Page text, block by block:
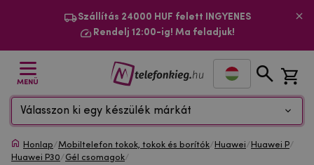
Szállítás 24000 HUF felett INGYENES
Rendelj 12:00-ig! Ma feladjuk!
MENÜ
Válasszon ki egy készülék márkát
Honlap/Mobiltelefon tokok, tokok és borítók/ Huawei/ Huawei P/
Huawei P30/Gél csomagok/